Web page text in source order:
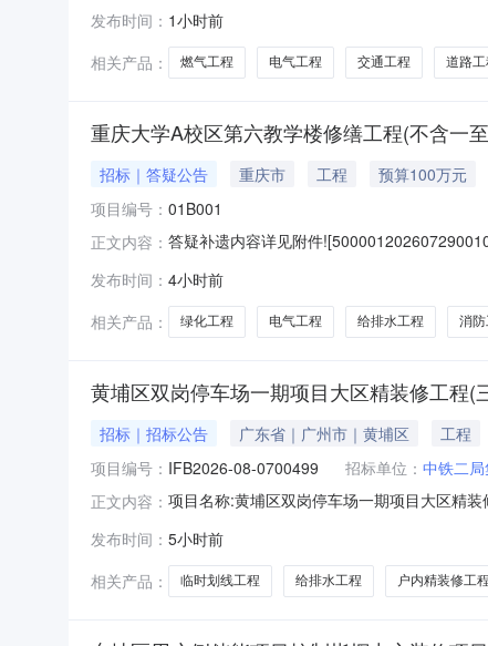
价（万元）：31.38招标方式：公开招标是否
北至规划片石路。本项
发布时间： 1小时前
相关产品：
燃气工程 电气工程 交通工程 道路工
重庆大学A校区第六教学楼修缮工程(不含一
招标｜答疑公告 重庆市 工程
预算100万元
项目编号： 01B001
正文内容： 答疑补遗内容详见附件
发布时间： 4小时前
相关产品：
绿化工程 电气工程 给排水工程 消防
黄埔区双岗停车场一期项目大区精装修工程
招标｜招标公告 广东省｜广州市｜黄埔区 工程
项目编号： IFB2026-08-0700499 招标单位： 中铁二
正文内容： 项目名称:黄埔区双岗停车场一期项目大区精
标-7栋、8栋、15栋幼儿园、4栋架空层、4栋
发布时间： 5小时前
相关产品：
临时划线工程 给排水工程 户内精装修工程